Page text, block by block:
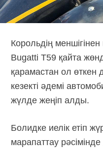
Корольдің
Bugatti T59 қайта
қарамастан ол өткен
кезекті әдемі
жүлде жеңіп алды.
Болидке иелік етіп
марапаттау